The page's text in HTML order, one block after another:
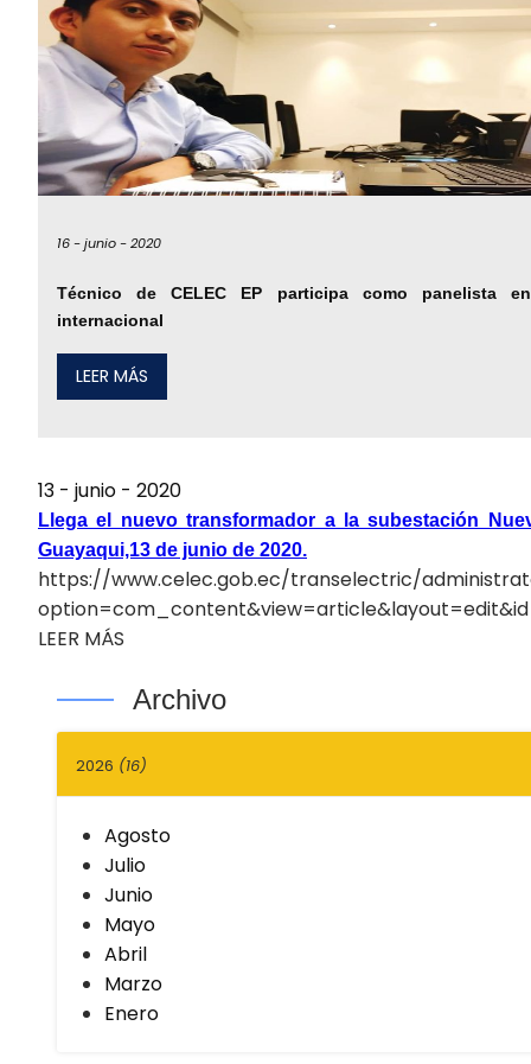
16 -junio -2020
Técnico de CELEC EP participa como panelista
internacional
LEER MÁS
13 - junio - 2020
Llega el nuevo transformador a la subestación
Guayaqui,13 de junio de 2020.
https://www.celec.gob.ec/transelectric/
LEER MÁS
Archivo
2026 (16)
Agosto
Julio
Junio
Mayo
Abril
Marzo
Enero